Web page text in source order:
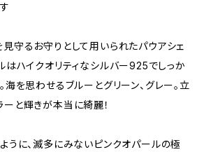
守るお守りとして用いられたパウアシェ
はハイクオリティなシルバー925でしっか
海を思わせるブルーとグリーン、グレー。立
と輝きが本当に綺麗！
うに、滅多にみないピンクオパールの極